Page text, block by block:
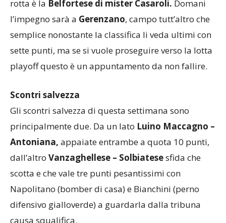
Altra squadra che non ha intenzione di perdere la
rotta è laBelfortese di mister Casaroli.Domani
l’impegno sarà aGerenzano, campo tutt’altro che
semplice nonostante la classifica li veda ultimi con
sette punti, ma se si vuole proseguire verso la lotta
Scontri salvezza
Gli scontri salvezza di questa settimana sono
principalmente due. Da un latoLuino Maccagno –
Antoniana,appaiate entrambe a quota 10 punti,
dall’altroVanzaghellese – Solbiatesesfida che
scotta e che vale tre punti pesantissimi con
Napolitano (bomber di casa) e Bianchini (perno